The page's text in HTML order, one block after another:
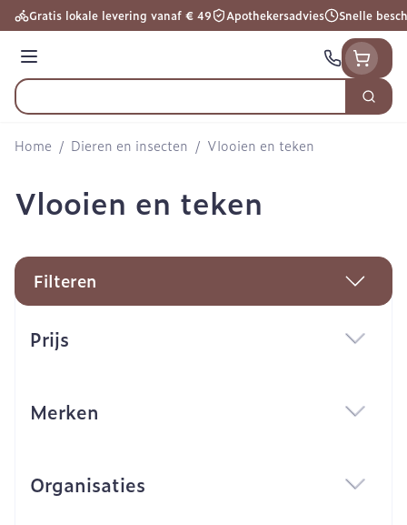
Ga naar de inhoud
Gratis lokale levering vanaf € 49 Apothekersadvies Snelle
Menu
Product, merk, categorie...
Zoek
Home / Dieren en insecten / Vlooien en teken
Vlooien en teken
Filteren
Prijs
Merken
Organisaties